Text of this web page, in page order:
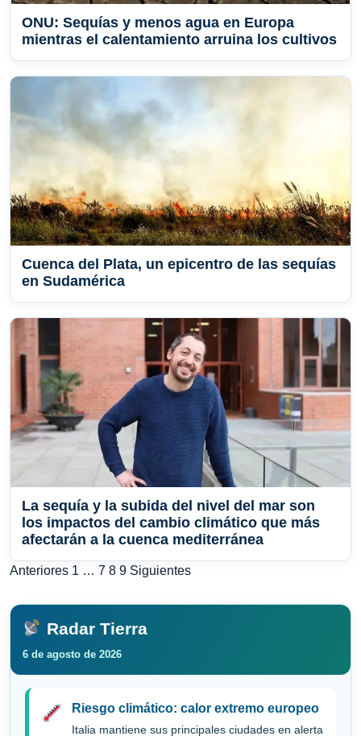
ONU: Sequías y menos agua en Europa
mientras el calentamiento arruina los cultivos
Cuenca del Plata, un epicentro de las sequías
en Sudamérica
La sequía y la subida del nivel del mar son
los impactos del cambio climático que más
afectarán a la cuenca mediterránea
Paginación
de
entradas
Anteriores 1 … 7 8 9 Siguientes
Radar Tierra
6 de agosto de 2026
Riesgo climático: calor extremo europeo
Italia mantiene sus principales ciudades en alerta